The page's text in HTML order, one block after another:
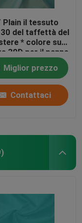
Plain il tessuto
del taffettà del
* colore su
30D per il panno
Miglior prezzo
Contattaci